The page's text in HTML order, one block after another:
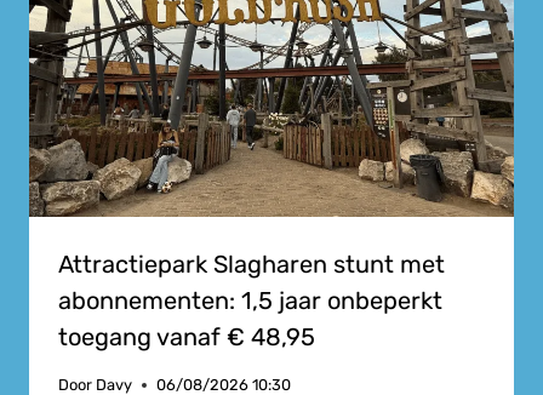
Attractiepark Slagharen stunt met
abonnementen: 1,5 jaar onbeperkt
toegang vanaf € 48,95
Door Davy 06/08/2026 10:30